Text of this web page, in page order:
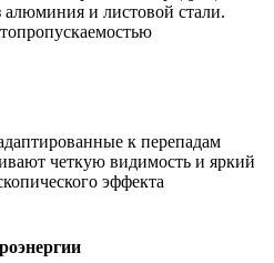
алюминия и листовой стали.
к перепадам
четкую видимость и яркий
эффекта